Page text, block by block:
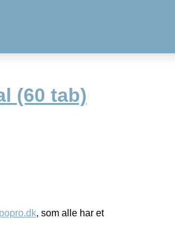
(60 tab)
, som alle har et